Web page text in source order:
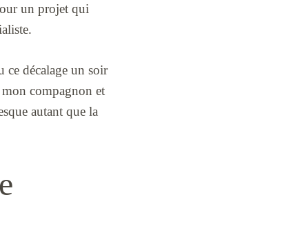
un projet qui
ce décalage un soir
mon compagnon et
autant que la